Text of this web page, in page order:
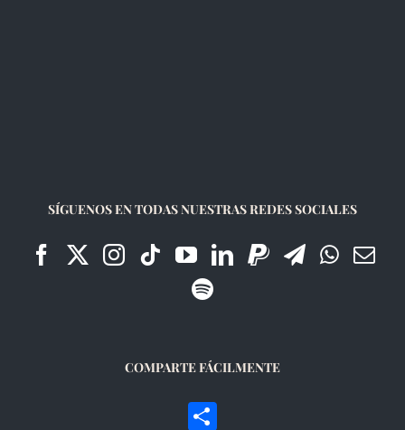
SÍGUENOS EN TODAS NUESTRAS REDES SOCIALES
COMPARTE FÁCILMENTE